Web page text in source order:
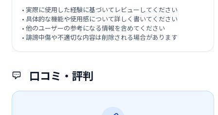
口コミ・評判
• 実際に使用した経験に基づいてレビューしてください
• 具体的な機能や使用感について詳しく書いてください
• 他のユーザーの参考になる情報を含めてください
• 誹謗中傷や不適切な内容は削除される場合があります